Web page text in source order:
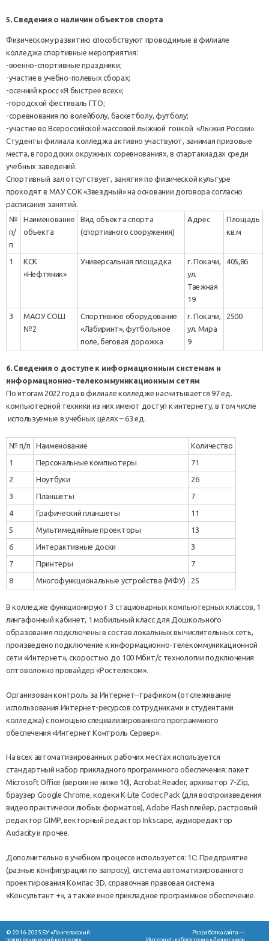
5. Сведения о наличии объектов спорта
Физическому развитию способствуют проводимые в филиале
колледжа спортивные мероприятия:
-военно-спортивные праздники;
-участие в учебно-полевых сборах;
-осенний кросс «Я быстрее всех»;
-городской фестиваль ГТО;
-соревнования по волейболу, баскетболу, футболу;
-участие во Всероссийской массовой лыжной гонкой «Лыжня России».
Студенты филиала колледжа активно участвуют, занимая призовые
места, в городских окружных соревнованиях, в спартакиадах среди
учебных заведений.
Спортивный зал отсутствует, занятия по физической культуре
проходят в МАУ СОК «Звездный» на основании договора согласно
расписания занятий.
№
п/
п
Наименование
объекта
Вид объекта спорта
(спортивного сооружения)
Адрес
Площадь
кв.м
1
КСК
«Нефтяник»
Универсальная площадка
г. Покачи,
ул.
Таежная
19
405,86
3
МАОУ СОШ
№2
Спортивное оборудование
«Лабиринт», футбольное
поле, беговая дорожка
г. Покачи,
ул. Мира
9
2500
6. Сведения о доступе к информационным системам и
информационно-телекоммуникационным сетям
По итогам 2022 года в филиале колледже насчитывается 97 ед.
компьютерной техники из них имеют доступ к интернету, в том числе
используемые в учебных целях – 63 ед.
№ п/п Наименование
Количество
1
Персональные компьютеры
71
2
Ноутбуки
26
3
Планшеты
7
4
Графический планшеты
11
5
Мультимедийные проекторы
13
6
Интерактивные доски
3
7
Принтеры
7
8
Многофункциональные устройства (МФУ) 25
В колледже функционируют 3 стационарных компьютерных классов, 1
лингафонный кабинет, 1 мобильный класс для Дошкольного
образования подключены в состав локальных вычислительных сеть,
произведено подключение к информационно-телекоммуникационной
сети «Интернет», скоростью до 100 Мбит/с технологии подключения
оптоволокно провайдер «Ростелеком».
Организован контроль за Интернет–трафиком (отслеживание
использования Интернет-ресурсов сотрудниками и студентами
колледжа) с помощью специализированного программного
обеспечения «Интернет Контроль Сервер».
На всех автоматизированных рабочих местах используется
стандартный набор прикладного программного обеспечения: пакет
Microsoft Office (версии не ниже 10), Acrobat Reader, архиватор 7-Zip,
браузер Google Chrome, кодеки K-Lite Codec Pack (для воспроизведения
видео практически любых форматов), Adobe Flash плейер, растровый
редактор GIMP, векторный редактор Inkscape, аудиоредактор
Audacity и прочее.
Дополнительно в учебном процессе используется: 1С: Предприятие
(разные конфигурации по запросу), система автоматизированного
проектирования Компас-3D, справочная правовая система
«Консультант +», а также иное прикладное программное обеспечение.
© 2016-2025 БУ «Лангепасский
политехнический колледж»
Разработка сайта —
Интернет-лаборатория «Делиссимо»